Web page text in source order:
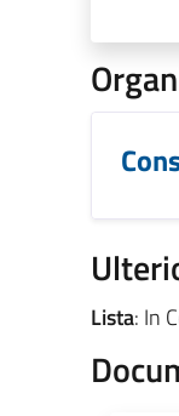
Lista: In